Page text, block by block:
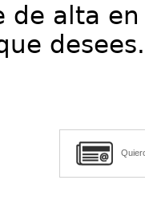
de alta
desees.